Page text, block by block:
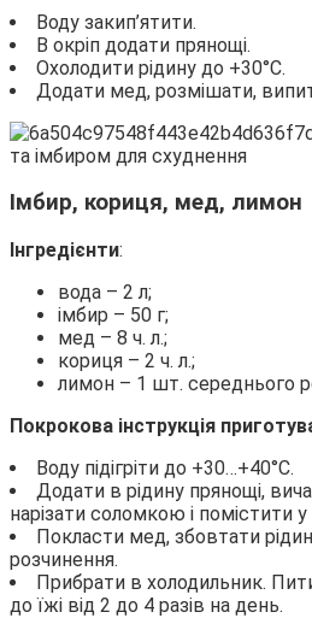
Воду закип’ятити.
В окріп додати прянощі.
Охолодити рідину до +30°С.
Додати мед, розмішати,
Імбир, кориця, мед, лимон
Інгредієнти:
вода – 2 л;
імбир – 50 г;
мед – 8 ч. л.;
кориця – 2 ч. л.;
лимон – 1 шт. середнього
Покрокова інструкція
Воду підігріти до +30…+40°С.
Додати в рідину прянощі,
нарізати соломкою і помістити
Покласти мед, збовтати
розчинення.
Прибрати в холодильник.
до їжі від 2 до 4 разів на день.